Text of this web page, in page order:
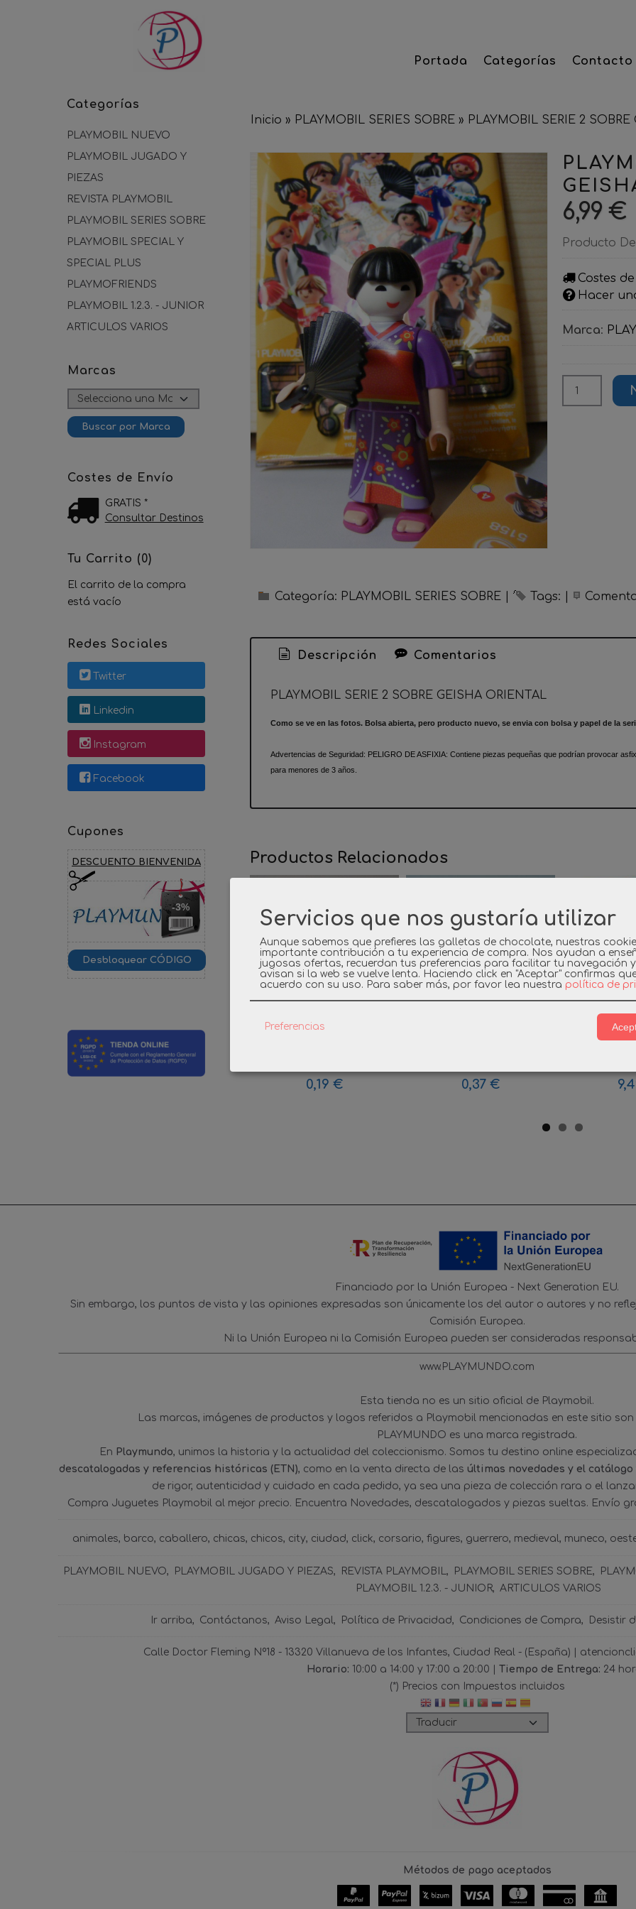
Portada Categorías Contacto
Categorías
PLAYMOBIL NUEVO
PLAYMOBIL JUGADO Y
PIEZAS
REVISTA PLAYMOBIL
PLAYMOBIL SERIES SOBRE
PLAYMOBIL SPECIAL Y
SPECIAL PLUS
PLAYMOFRIENDS
PLAYMOBIL 1.2.3. - JUNIOR
ARTICULOS VARIOS
Marcas
Costes de Envío
GRATIS *
Consultar Destinos
Tu Carrito (0)
El carrito de la compra
está vacío
Redes Sociales
Twitter
Linkedin
Instagram
Facebook
Cupones
DESCUENTO BIENVENIDA
-3%
Inicio » PLAYMOBIL SERIES SOBRE » PLAYMOBIL SERIE 2
6,99 €
Producto
Costes
Hacer
Marca:
Categoría: PLAYMOBIL SERIES SOBRE Tags:
Descripción Comentarios
PLAYMOBIL SERIE 2 SOBRE GEISHA ORIENTAL
Como se ve en las fotos. Bolsa abierta, pero producto nuevo, se envia con bolsa y papel de la
Advertencias de Seguridad: PELIGRO DE ASFIXIA: Contiene piezas pequeñas que podrían provocar
para menores de 3 años.
Productos Relacionados
0,19 € 0,37 €
Financiado por la Unión Europea - Next Generation EU.
Sin embargo, los puntos de vista y las opiniones expresadas son únicamente los del autor o autores y no
Comisión Europea.
Ni la Unión Europea ni la Comisión Europea pueden ser consideradas
www.PLAYMUNDO.com
Esta tienda no es un sitio oficial de Playmobil.
Las marcas, imágenes de productos y logos referidos a Playmobil mencionadas en este sitio
PLAYMUNDO es una marca registrada.
En Playmundo, unimos la historia y la actualidad del coleccionismo. Somos tu destino online
descatalogadas y referencias históricas (ETN), como en la venta directa de las últimas novedades y el
de rigor, autenticidad y cuidado en cada pedido, ya sea una pieza de colección rara o el
Compra Juguetes Playmobil al mejor precio. Encuentra Novedades, descatalogados y piezas sueltas. Envío
animales barco caballero chicas chicos city ciudad click corsario figures guerrero medieval muneco
PLAYMOBIL NUEVO PLAYMOBIL JUGADO Y PIEZAS REVISTA PLAYMOBIL PLAYMOBIL SERIES SOBRE
PLAYMOBIL 1.2.3. - JUNIOR
ARTICULOS VARIOS
Ir arriba Contáctanos Aviso Legal Política de Privacidad Condiciones de Compra Desistir
Calle Doctor Fleming Nº18 - 13320 Villanueva de los Infantes, Ciudad Real - (España) |
Horario: 10:00 a 14:00 y 17:00 a 20:00 | Tiempo de Entrega: 24
(*) Precios con Impuestos incluidos
Métodos de pago aceptados
Servicios que nos gustaría utilizar
Aunque sabemos que prefieres las galletas de chocolate, nuestras
importante contribución a tu experiencia de compra. Nos ayudan a
jugosas ofertas, recuerdan tus preferencias para facilitar tu navegación
avisan si la web se vuelve lenta. Haciendo click en "Aceptar" confirmas
acuerdo con su uso. Para saber más, por favor lea nuestra política de
Preferencias